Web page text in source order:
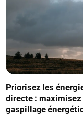
Priorisez les
directe :
gaspillage